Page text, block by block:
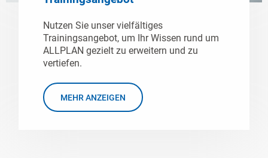
Nutzen Sie unser vielfältiges
Trainingsangebot, um Ihr Wissen rund um
ALLPLAN gezielt zu erweitern und zu
vertiefen.
MEHR ANZEIGEN